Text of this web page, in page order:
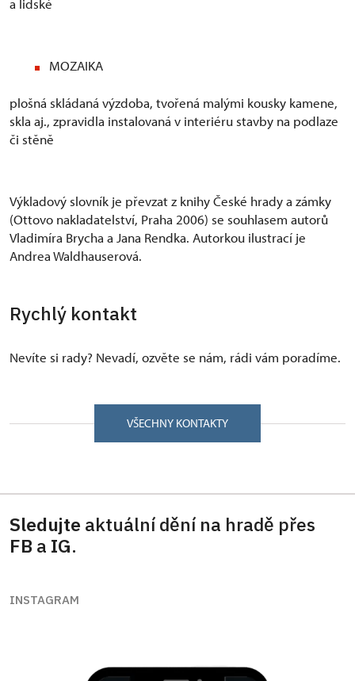
a lidské
MOZAIKA
plošná skládaná výzdoba, tvořená malými kousky kamene,
skla aj., zpravidla instalovaná v interiéru stavby na podlaze
či stěně
Výkladový slovník je převzat z knihy České hrady a zámky
(Ottovo nakladatelství, Praha 2006) se souhlasem autorů
Vladimíra Brycha a Jana Rendka. Autorkou ilustrací je
Andrea Waldhauserová.
Rychlý kontakt
Nevíte si rady? Nevadí, ozvěte se nám, rádi vám poradíme.
VŠECHNY KONTAKTY
Sledujte aktuální dění na hradě přes
FB a IG.
INSTAGRAM